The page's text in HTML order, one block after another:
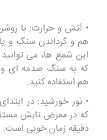
• آتش و حرارت: با
هم و گرداندن سنگ و
این شمع ها، می توانید
که به سنگ صدمه ای
هم استفاده کنید.
• نور خورشید: در
دقیقه زمان خوبی است.